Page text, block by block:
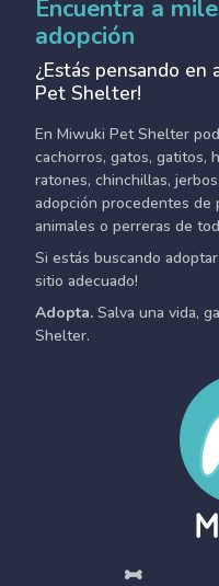
Encuentra a
adopción
¿Estás pensando en
Pet Shelter!
En Miwuki Pet Shelter
cachorros, gatos, gatitos,
ratones, chinchillas,
adopción procedentes de
animales o perreras de
Si estás buscando
sitio adecuado!
Adopta. Salva una vida,
Shelter.